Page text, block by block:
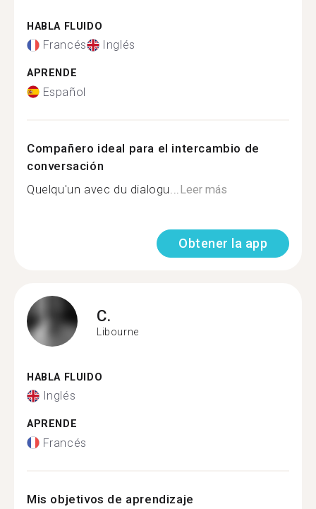
HABLA FLUIDO
Francés Inglés
APRENDE
Español
Compañero ideal para el intercambio de
conversación
Quelqu'un avec du dialogu... Leer más
Obtener la app
C.
Libourne
HABLA FLUIDO
Inglés
APRENDE
Francés
Mis objetivos de aprendizaje